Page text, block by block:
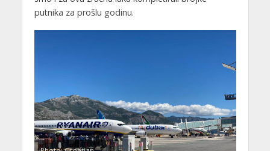
putnika za prošlu godinu.